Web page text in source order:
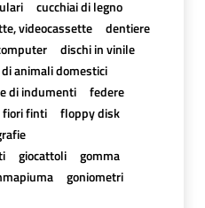
cucchiai di legno
videocassette
dentiere
dischi in vinile
animali domestici
di indumenti
federe
fiori finti
floppy disk
giocattoli
gomma
goniometri